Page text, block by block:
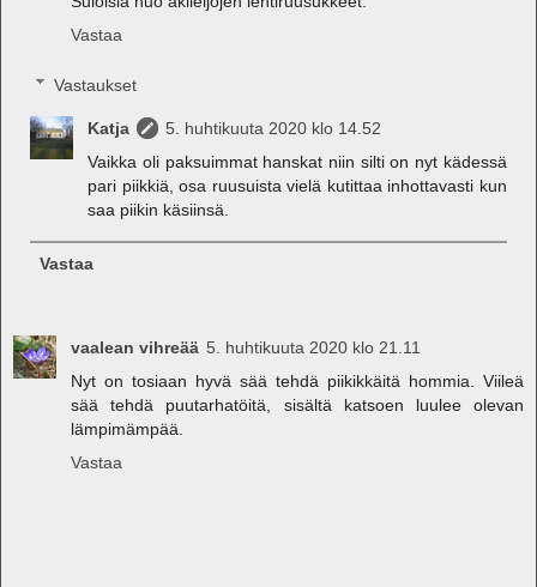
Vastaa
Vastaukset
Katja
5. huhtikuuta 2020 klo 14.52
Vaikka oli paksuimmat hanskat niin silti on nyt kädessä
pari piikkiä, osa ruusuista vielä kutittaa inhottavasti kun
saa piikin käsiinsä.
Vastaa
vaalean vihreää 5. huhtikuuta 2020 klo 21.11
Nyt on tosiaan hyvä sää tehdä piikikkäitä hommia. Viileä
sää tehdä puutarhatöitä, sisältä katsoen luulee olevan
lämpimämpää.
Vastaa